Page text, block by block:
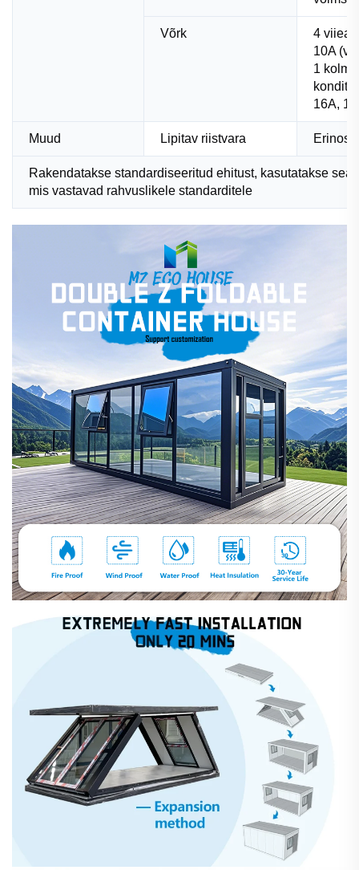
Võrk
4
10A
1
16A, 1
Muud Lipitav riistvara
Rakendatakse standardiseeritud ehitust, kasutatakse
mis vastavad rahvuslikele standarditele